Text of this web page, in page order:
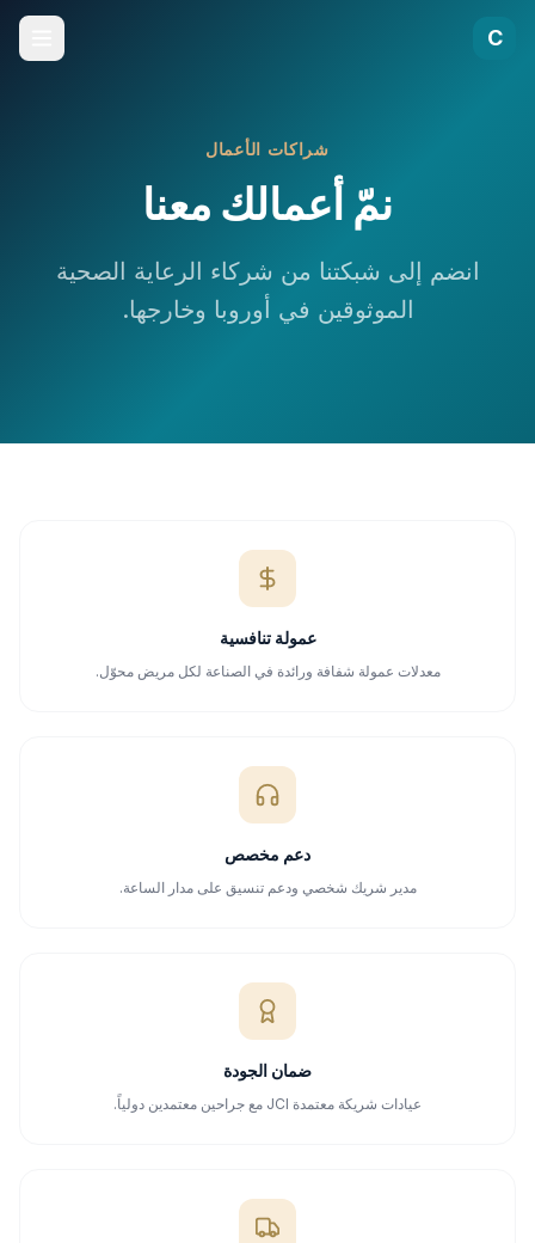
C
شراكات الأعمال
نمّ أعمالك معنا
انضم إلى شبكتنا من شركاء الرعاية الصحية
الموثوقين في أوروبا وخارجها.
عمولة تنافسية
معدلات عمولة شفافة ورائدة في الصناعة لكل مريض محوّل.
دعم مخصص
مدير شريك شخصي ودعم تنسيق على مدار الساعة.
ضمان الجودة
عيادات شريكة معتمدة JCI مع جراحين معتمدين دولياً.